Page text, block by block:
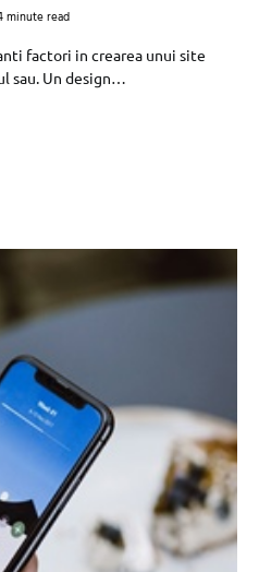
minute read
factori in crearea unui site
sau. Un design…